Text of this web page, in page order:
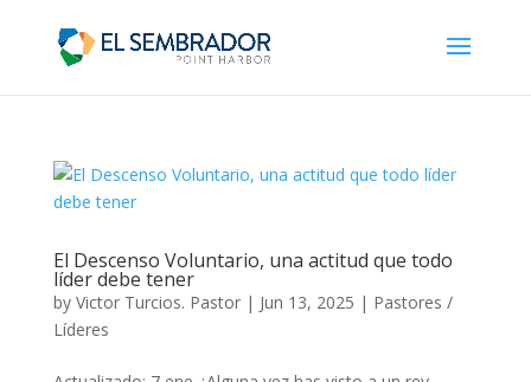
El Descenso Voluntario, una actitud que todo
líder debe tener
by Victor Turcios. Pastor| Jun 13, 2025 | Pastores /
Líderes